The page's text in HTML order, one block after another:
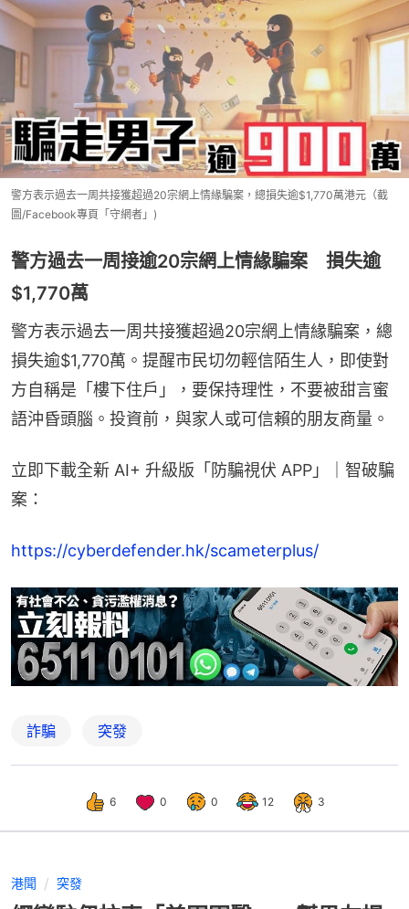
警方表示過去一周共接獲超過20宗網上情緣騙案，總損失逾$1,770萬港元（截
圖/Facebook專頁「守網者」)
警方過去一周接逾20宗網上情緣騙案 損失逾
$1,770萬
警方表示過去一周共接獲超過20宗網上情緣騙案，總
損失逾$1,770萬。提醒市民切勿輕信陌生人，即使對
方自稱是「樓下住戶」，要保持理性，不要被甜言蜜
語沖昏頭腦。投資前，與家人或可信賴的朋友商量。
立即下載全新 AI+ 升級版「防騙視伏 APP」｜智破騙
案：
https://cyberdefender.hk/scameterplus/
詐騙 突發
6 0 0 12 3
港聞 突發